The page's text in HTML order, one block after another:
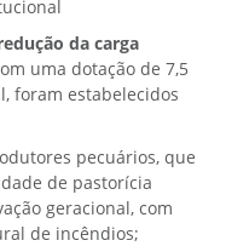
da carga
uma dotação de 7,5
foram estabelecidos
pecuários, que
de pastorícia
geracional, com
de incêndios;